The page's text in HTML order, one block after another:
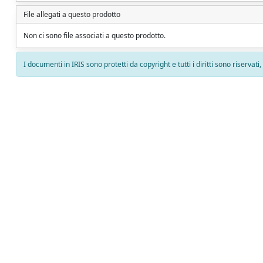
File allegati a questo prodotto
Non ci sono file associati a questo prodotto.
I documenti in IRIS sono protetti da copyright e tutti i diritti sono